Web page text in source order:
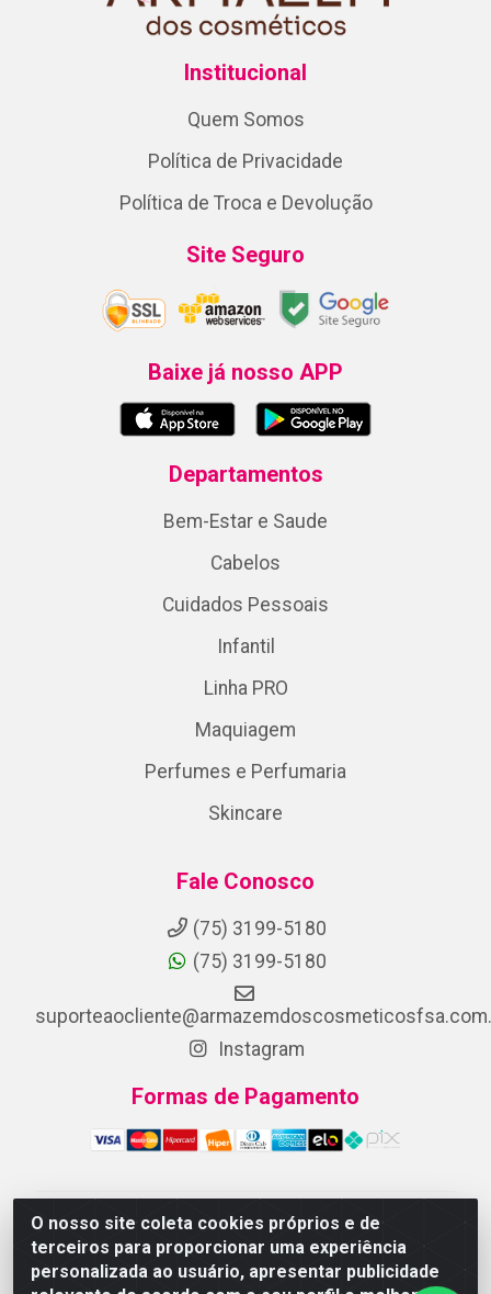
O nosso site coleta cookies próprios e de
terceiros para proporcionar uma experiência
personalizada ao usuário, apresentar publicidade
Institucional
Quem Somos
Política de Privacidade
Política de Troca e Devolução
Site Seguro
Baixe já nosso APP
Departamentos
Bem-Estar e Saude
Cabelos
Cuidados Pessoais
Infantil
Linha PRO
Maquiagem
Perfumes e Perfumaria
Skincare
Fale Conosco
(75) 3199-5180
(75) 3199-5180
Instagram
Formas de Pagamento
ARMAZEM DOS COSMETICOS DISTRIBUIDORA LTDA -
Av.Transnordestina, 2222 - Parque Ipê, Feira de
Santana/BA - CEP 44.054-008 - CNPJ 07.246.802/0001-